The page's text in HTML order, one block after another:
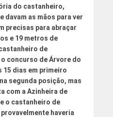
do castanheiro,
davam as mãos para ver
precisas para abraçar
e 19 metros de
de
concurso de Árvore do
15 dias em primeiro
segunda posição, mas
com a Azinheira de
o castanheiro de
haveria